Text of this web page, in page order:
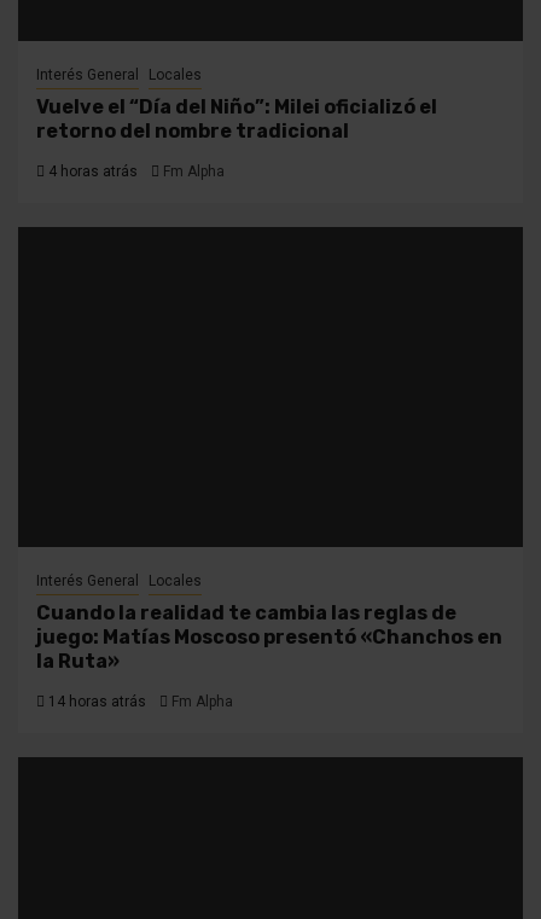
Interés General Locales
Vuelve el “Día del Niño”: Milei oficializó el
retorno del nombre tradicional
4 horas atrás Fm Alpha
Interés General Locales
Cuando la realidad te cambia las reglas de
juego: Matías Moscoso presentó «Chanchos en
la Ruta»
14 horas atrás Fm Alpha